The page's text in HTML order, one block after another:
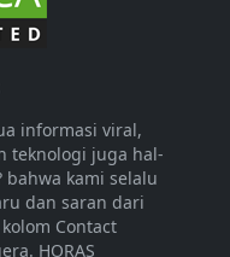
informasi viral,
teknologi juga hal-
bahwa kami selalu
dan saran dari
Contact
HORAS